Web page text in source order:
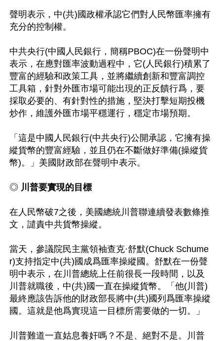
聲明表示，中(共)國政權承認它們對人民幣匯率擁有
充分的控制權。
中共央行(中國人民銀行，簡稱PBOC)在一份聲明中
表示，在應對匯率波動過程中，它(人民銀行)積累了
豐富的經驗和政策工具，並將繼續創新和豐富調控
工具箱，針對外匯市場可能出現的正反饋行爲，要
採取必要的、有針對性的措施，堅決打擊短期投機
炒作，維護外匯市場平穩運行，穩定市場預期。
「這是中國人民銀行(中共央行)公開承認，它擁有操
縱貨幣的豐富經驗，並且仍在不斷做好準備(操縱貨
幣)。」美國財政部在聲明中表示。
◎ 川普要實現的目標
在人民幣破7之後，美國總統川普聯連續發表數條推
文，譴責中共貨幣操縱。
當天，參議院民主黨領袖查克·舒默(Chuck Schume
r)支持指定中(共)國成爲匯率操縱國。舒默在一份聲
明中表示，在川普總統上任前很長一段時間，以及
川普就職後，中(共)國一直在操縱貨幣。「他(川普)
最終應該告訴他的財政部長將中(共)國列爲匯率操縱
國。這就是他爲實現這一目標所需要做的一切。」
川普難道一直姑息養奸嗎？不是、絕對不是。川普